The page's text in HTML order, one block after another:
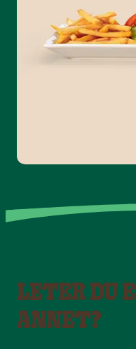
LETER DU
ANNET?